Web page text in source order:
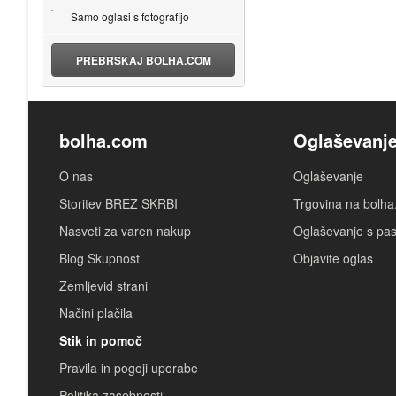
Samo oglasi s fotografijo
PREBRSKAJ BOLHA.COM
bolha.com
O nas
Storitev BREZ SKRBI
Nasveti za varen nakup
Blog Skupnost
Zemljevid strani
Načini plačila
Stik in pomoč
Pravila in pogoji uporabe
Oglaševanje
Trgovina na
Oglaševanje s
Objavite oglas